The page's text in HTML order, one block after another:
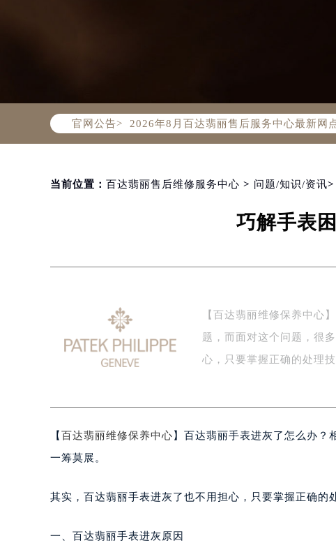
官网公告>
百达翡丽官方全国统一服务热线400-
2026年8月百达翡丽售后服务中心最新网
北京市朝阳区建国门外大街甲6号华熙国
天津市和平区赤峰道136号天津国际金融
上海市黄浦区南京东路299号宏伊国际广
盐城市盐都区世纪大道5号盐城金融城写
泰州市海陵区永定东路399号置地商务中
宁波市江北区大闸南路500号来福士广场
嘉兴市南湖区广益路705号嘉兴世界贸易
广州市天河区天河路230号万菱汇国际中
深圳市罗湖区深南东路5001号华润大厦写
当前位置： 百达翡丽售后维修服务中心 > 问题/知识/资讯>
巧解手表
【百达翡丽维修保养中心
题，而面对这个问题，很
心，只要掌握正确的处理
【 百达翡丽维修保养中心 】百达翡丽手表进灰了怎么办？
一筹莫展。
其实，百达翡丽手表进灰了也不用担心，只要掌握正确的
一、百达翡丽手表进灰原因